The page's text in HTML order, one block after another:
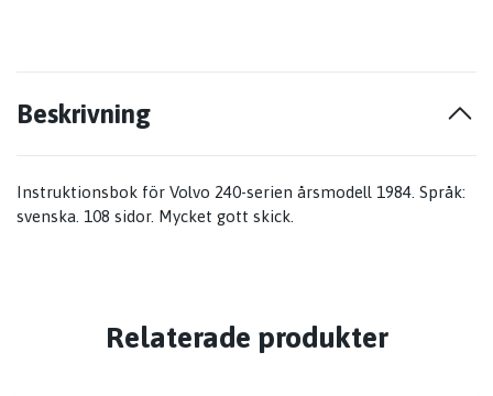
Beskrivning
Instruktionsbok för Volvo 240-serien årsmodell 1984. Språk:
svenska. 108 sidor. Mycket gott skick.
Relaterade produkter